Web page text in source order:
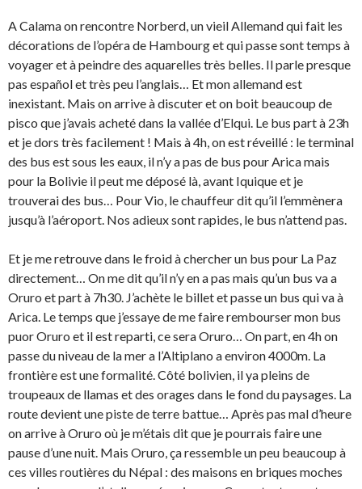
A Calama on rencontre Norberd, un vieil Allemand qui fait les
décorations de l’opéra de Hambourg et qui passe sont temps à
voyager et à peindre des aquarelles très belles. Il parle presque
pas español et très peu l’anglais… Et mon allemand est
inexistant. Mais on arrive à discuter et on boit beaucoup de
pisco que j’avais acheté dans la vallée d’Elqui. Le bus part à 23h
et je dors très facilement ! Mais à 4h, on est réveillé : le terminal
des bus est sous les eaux, il n’y a pas de bus pour Arica mais
pour la Bolivie il peut me déposé là, avant Iquique et je
trouverai des bus… Pour Vio, le chauffeur dit qu’il l’emmènera
jusqu’à l’aéroport. Nos adieux sont rapides, le bus n’attend pas.
Et je me retrouve dans le froid à chercher un bus pour La Paz
directement… On me dit qu’il n’y en a pas mais qu’un bus va a
Oruro et part à 7h30. J’achète le billet et passe un bus qui va à
Arica. Le temps que j’essaye de me faire rembourser mon bus
puor Oruro et il est reparti, ce sera Oruro… On part, en 4h on
passe du niveau de la mer a l’Altiplano a environ 4000m. La
frontière est une formalité. Côté bolivien, il ya pleins de
troupeaux de llamas et des orages dans le fond du paysages. La
route devient une piste de terre battue… Après pas mal d’heure
on arrive à Oruro où je m’étais dit que je pourrais faire une
pause d’une nuit. Mais Oruro, ça ressemble un peu beaucoup à
ces villes routières du Népal : des maisons en briques moches